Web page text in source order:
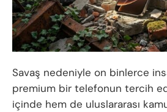
Savaş nedeniyle on binlerce
premium bir telefonun tercih
içinde hem de uluslararası